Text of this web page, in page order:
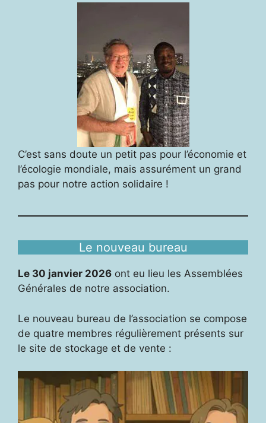
C’est sans doute un petit pas pour l’économie et
l’écologie mondiale, mais assurément un grand
pas pour notre action solidaire !
Le nouveau bureau
Le 30 janvier 2026 ont eu lieu les Assemblées
Générales de notre association.
Le nouveau bureau de l’association se compose
de quatre membres régulièrement présents sur
le site de stockage et de vente :